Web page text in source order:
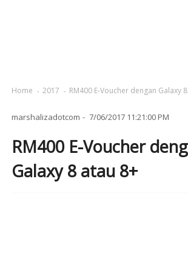
Home 2017 RM400 E-Voucher dengan Galaxy
marshalizadotcom 7/06/2017 11:21:00 PM
RM400 E-Voucher
Galaxy 8 atau 8+